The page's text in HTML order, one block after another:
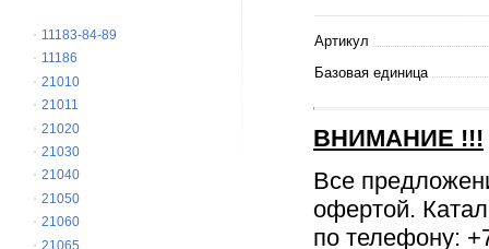
11183-84-89
11186
21010
21011
21020
21030
21040
21050
21060
21065
Артикул
Базовая единица
ВНИМАНИЕ !!!
Все
офертой.
по телефону: